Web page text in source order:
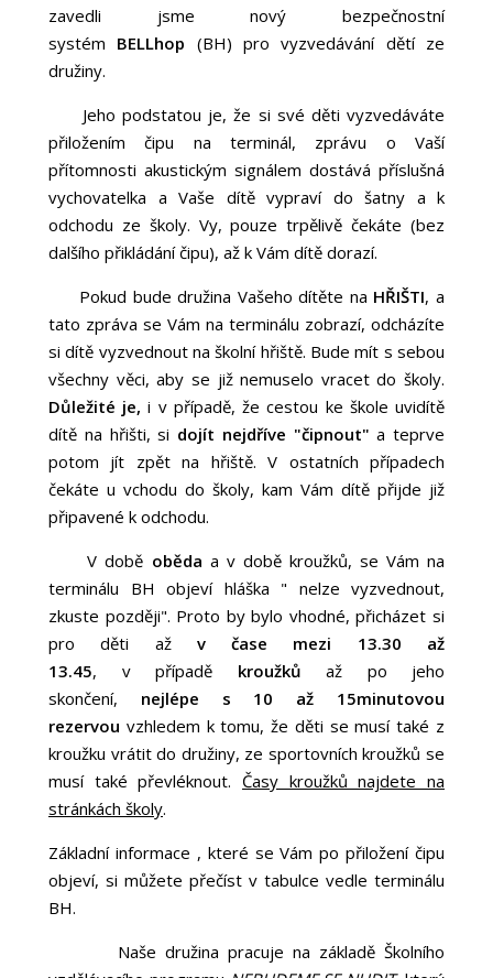
zavedli jsme nový bezpečnostní
systém BELLhop (BH) pro vyzvedávání dětí ze
družiny.
Jeho podstatou je, že si své děti vyzvedáváte
přiložením čipu na terminál, zprávu o Vaší
přítomnosti akustickým signálem dostává příslušná
vychovatelka a Vaše dítě vypraví do šatny a k
odchodu ze školy. Vy, pouze trpělivě čekáte (bez
dalšího přikládání čipu), až k Vám dítě dorazí.
Pokud bude družina Vašeho dítěte na HŘIŠTI, a
tato zpráva se Vám na terminálu zobrazí, odcházíte
si dítě vyzvednout na školní hřiště. Bude mít s sebou
všechny věci, aby se již nemuselo vracet do školy.
Důležité je, i v případě, že cestou ke škole uvidítě
dítě na hřišti, si dojít nejdříve "čipnout" a teprve
potom jít zpět na hřiště. V ostatních případech
čekáte u vchodu do školy, kam Vám dítě přijde již
připavené k odchodu.
V době oběda a v době kroužků, se Vám na
terminálu BH objeví hláška " nelze vyzvednout,
zkuste později". Proto by bylo vhodné, přicházet si
pro děti až v čase mezi 13.30 až
13.45, v případě kroužků až po jeho
skončení, nejlépe s 10 až 15minutovou
rezervou vzhledem k tomu, že děti se musí také z
kroužku vrátit do družiny, ze sportovních kroužků se
musí také převléknout. Časy kroužků najdete na
stránkách školy.
Základní informace , které se Vám po přiložení čipu
objeví, si můžete přečíst v tabulce vedle terminálu
BH.
Naše družina pracuje na základě Školního